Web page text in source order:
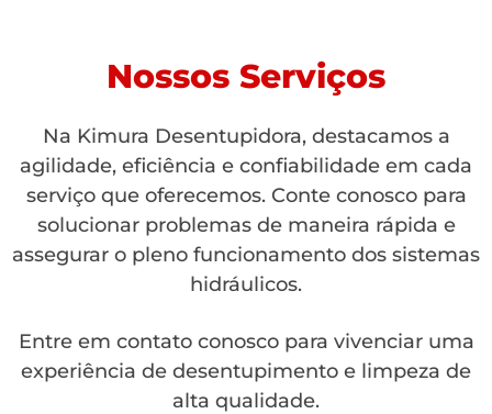
Nossos Serviços
Na Kimura Desentupidora, destacamos a
agilidade, eficiência e confiabilidade em cada
serviço que oferecemos. Conte conosco para
solucionar problemas de maneira rápida e
assegurar o pleno funcionamento dos sistemas
hidráulicos.
Entre em contato conosco para vivenciar uma
experiência de desentupimento e limpeza de
alta qualidade.